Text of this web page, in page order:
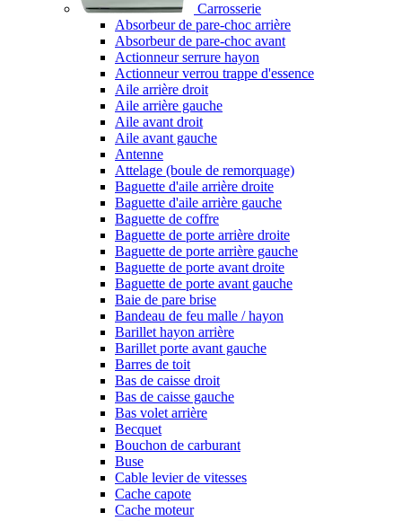
Carrosserie
Absorbeur de pare-choc arrière
Absorbeur de pare-choc avant
Actionneur serrure hayon
Actionneur verrou trappe d'essence
Aile arrière droit
Aile arrière gauche
Aile avant droit
Aile avant gauche
Antenne
Attelage (boule de remorquage)
Baguette d'aile arrière droite
Baguette d'aile arrière gauche
Baguette de coffre
Baguette de porte arrière droite
Baguette de porte arrière gauche
Baguette de porte avant droite
Baguette de porte avant gauche
Baie de pare brise
Bandeau de feu malle / hayon
Barillet hayon arrière
Barillet porte avant gauche
Barres de toit
Bas de caisse droit
Bas de caisse gauche
Bas volet arrière
Becquet
Bouchon de carburant
Buse
Cable levier de vitesses
Cache capote
Cache moteur